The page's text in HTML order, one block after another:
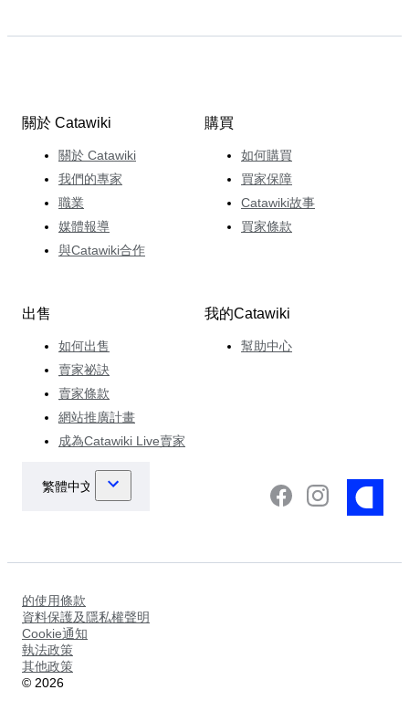
關於 Catawiki
關於 Catawiki
我們的專家
職業
媒體報導
與Catawiki合作
購買
如何購買
買家保障
Catawiki故事
買家條款
出售
如何出售
賣家祕訣
賣家條款
網站推廣計畫
成為Catawiki Live賣家
我的Catawiki
幫助中心
的使用條款
資料保護及隱私權聲明
Cookie通知
執法政策
其他政策
© 2026